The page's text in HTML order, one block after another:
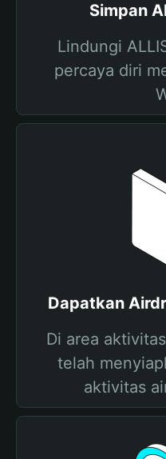
Simpan
Lindungi
percaya diri
Dapatkan
Di area
telah
aktivitas